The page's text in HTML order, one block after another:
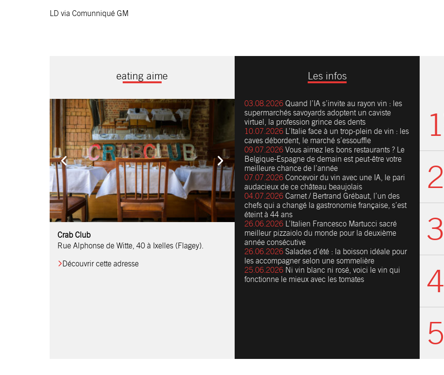
LD via Comunniqué GM
eating aime
Comptoir Chouchou
Crab Club
Rue Alphonse de Witte, 40 à Ixelles (Flagey).
Découvrir cette adresse
OM Restaurant
Table & Comptoir
Le Relais d’Orti
Studio 97
Löctave Restaurant
F-eat Restaurant
L’Art des Mets
Restaurant Harmonie
La Table de Jean
Les infos
03.08.2026 Quand l’IA s’invite au rayon vin : les
supermarchés savoyards adoptent un caviste
virtuel, la profession grince des dents
10.07.2026 L’Italie face à un trop-plein de vin : les
caves débordent, le marché s’essouffle
09.07.2026 Vous aimez les bons restaurants ? Le
Belgique-Espagne de demain est peut-être votre
meilleure chance de l’année
07.07.2026 Concevoir du vin avec une IA, le pari
audacieux de ce château beaujolais
04.07.2026 Carnet / Bertrand Grébaut, l’un des
chefs qui a changé la gastronomie française, s’est
éteint à 44 ans
26.06.2026 L’Italien Francesco Martucci sacré
meilleur pizzaiolo du monde pour la deuxième
année consécutive
26.06.2026 Salades d’été : la boisson idéale pour
les accompagner selon une sommelière
25.06.2026 Ni vin blanc ni rosé, voici le vin qui
fonctionne le mieux avec les tomates